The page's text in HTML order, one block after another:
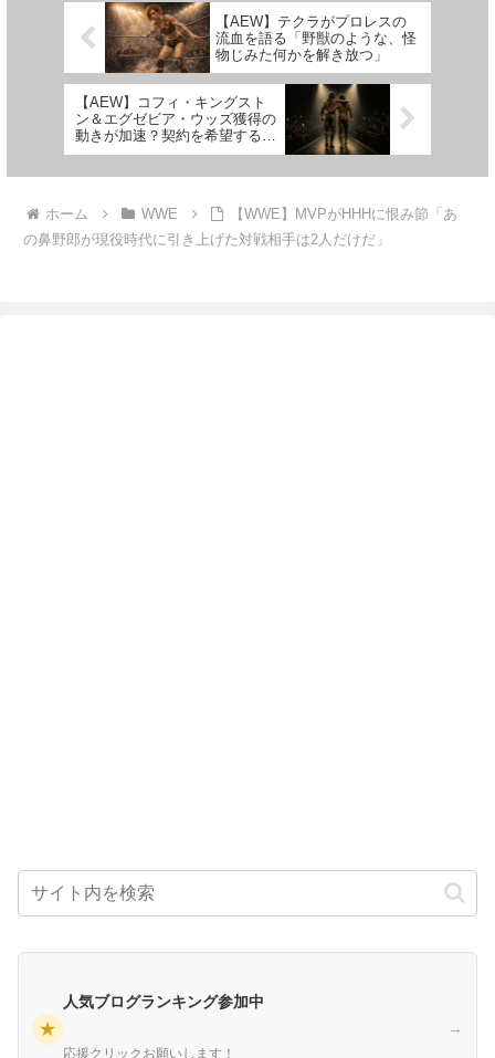
た」という意見がある一方で、シ
でおり、その後2016年に退団...
【AEW】テクラがプロレスの
流血を語る「野獣のような、怪
物じみた何かを解き放つ」
【AEW】コフィ・キングスト
ン＆エグゼビア・ウッズ獲得の
動きが加速？契約を希望する内
部の声が非常に多いと報じられ
ホーム WWE
【WWE】MVPがHHHに恨み節「あ
の鼻野郎が現役時代に引き上げた対戦相手は2人だけだ」
★
人気ブログランキング参加中
応援クリックお願いします！
→